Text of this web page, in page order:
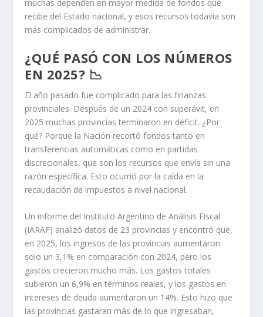
muchas dependen en mayor medida de fondos que
recibe del Estado nacional, y esos recursos todavía son
más complicados de administrar.
¿QUÉ PASÓ CON LOS NÚMEROS
EN 2025? 📉
El año pasado fue complicado para las finanzas
provinciales. Después de un 2024 con superávit, en
2025 muchas provincias terminaron en déficit. ¿Por
qué? Porque la Nación recortó fondos tanto en
transferencias automáticas como en partidas
discrecionales, que son los recursos que envía sin una
razón específica. Esto ocurrió por la caída en la
recaudación de impuestos a nivel nacional.
Un informe del Instituto Argentino de Análisis Fiscal
(IARAF) analizó datos de 23 provincias y encontró que,
en 2025, los ingresos de las provincias aumentaron
solo un 3,1% en comparación con 2024, pero los
gastos crecieron mucho más. Los gastos totales
subieron un 6,9% en términos reales, y los gastos en
intereses de deuda aumentaron un 14%. Esto hizo que
las provincias gastaran más de lo que ingresaban,